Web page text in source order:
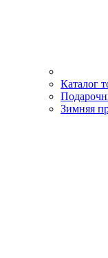
Каталог
Зимняя